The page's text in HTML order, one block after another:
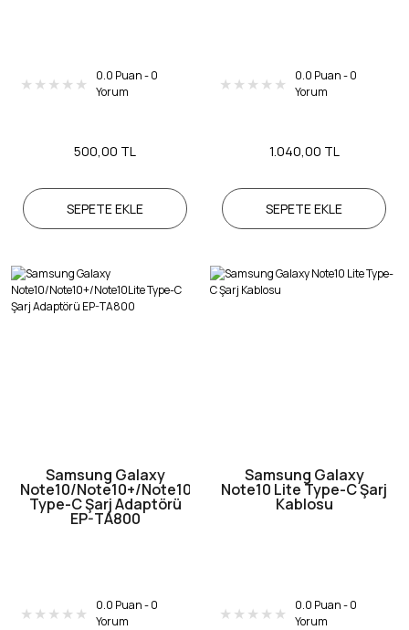
0.0 Puan - 0
Yorum
500,00 TL
SEPETE EKLE
0.0 Puan - 0
Yorum
1.040,00 TL
SEPETE EKLE
Samsung Galaxy
Note10/Note10+/Note10Lite
Type-C Şarj Adaptörü
EP-TA800
0.0 Puan - 0
Yorum
Samsung Galaxy
Note10 Lite Type-C Şarj
Kablosu
0.0 Puan - 0
Yorum